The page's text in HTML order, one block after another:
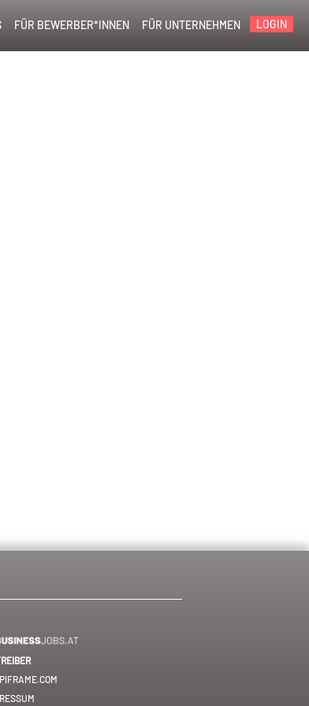
LOGIN
FÜR UNTERNEHMEN
FÜR BEWERBER*INNEN